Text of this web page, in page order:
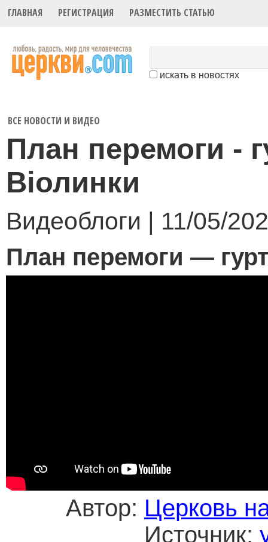
ГЛАВНАЯ РЕГИСТРАЦИЯ РАЗМЕСТИТЬ СТАТЬЮ
искать в новостях
ВСЕ НОВОСТИ И ВИДЕО
План перемоги -
Віолинки
Видеоблоги | 11/05/
План перемоги —
Автор: Церковь
Источник: